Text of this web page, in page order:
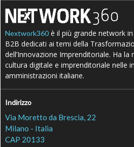
Nextwork360 è il più grande network
B2B dedicati ai temi della
dell’Innovazione Imprenditoriale. Ha
cultura digitale e imprenditoriale nelle
amministrazioni italiane.
Indirizzo
Via Moretto da Brescia, 22
Milano - Italia
CAP 20133